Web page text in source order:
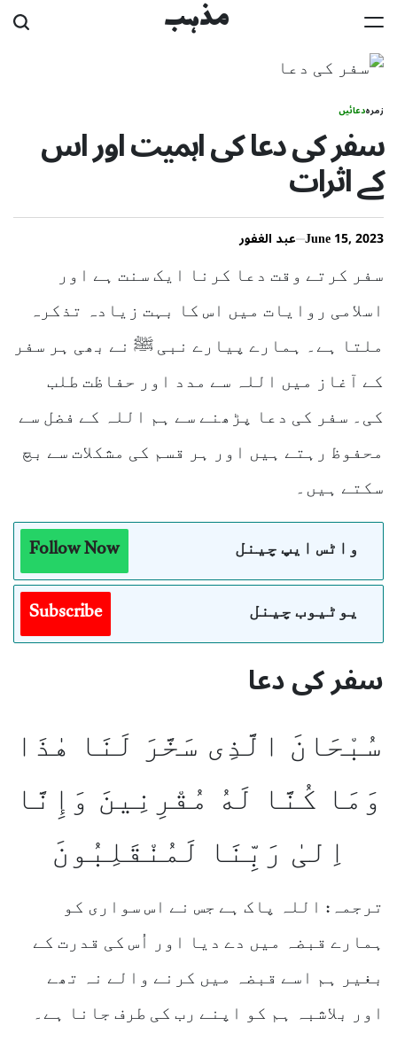
Skip
to
content
مذہب
زمرہدعائیں
سفر کی دعا کی اہمیت اور اس
کے اثرات
June 15, 2023 عبد الغفور
سفر کرتے وقت دعا کرنا ایک سنت ہے اور
اسلامی روایات میں اس کا بہت زیادہ تذکرہ
ملتا ہے۔ ہمارے پیارے نبی ﷺ نے بھی ہر سفر
کے آغاز میں اللہ سے مدد اور حفاظت طلب
کی۔ سفر کی دعا پڑھنے سے ہم اللہ کے فضل سے
محفوظ رہتے ہیں اور ہر قسم کی مشکلات سے بچ
سکتے ہیں۔
واٹس ایپ چینل
Follow Now
یوٹیوب چینل
Subscribe
سفر کی دعا
سُبْحَانَ الَّذِى سَخَّرَ لَنَا هٰذَا
وَمَا كُنَّا لَهُ مُقْرِنِينَ وَإِنَّا
اِلیٰ رَبِّنَا لَمُنْقَلِبُونَ
ترجمہ: اللہ پاک ہے جس نے اس سواری کو
ہمارے قبضہ میں دے دیا اور اُس کی قدرت کے
بغیر ہم اسے قبضہ میں کرنے والے نہ تھے
اور بلاشبہ ہم کو اپنے رب کی طرف جانا ہے۔